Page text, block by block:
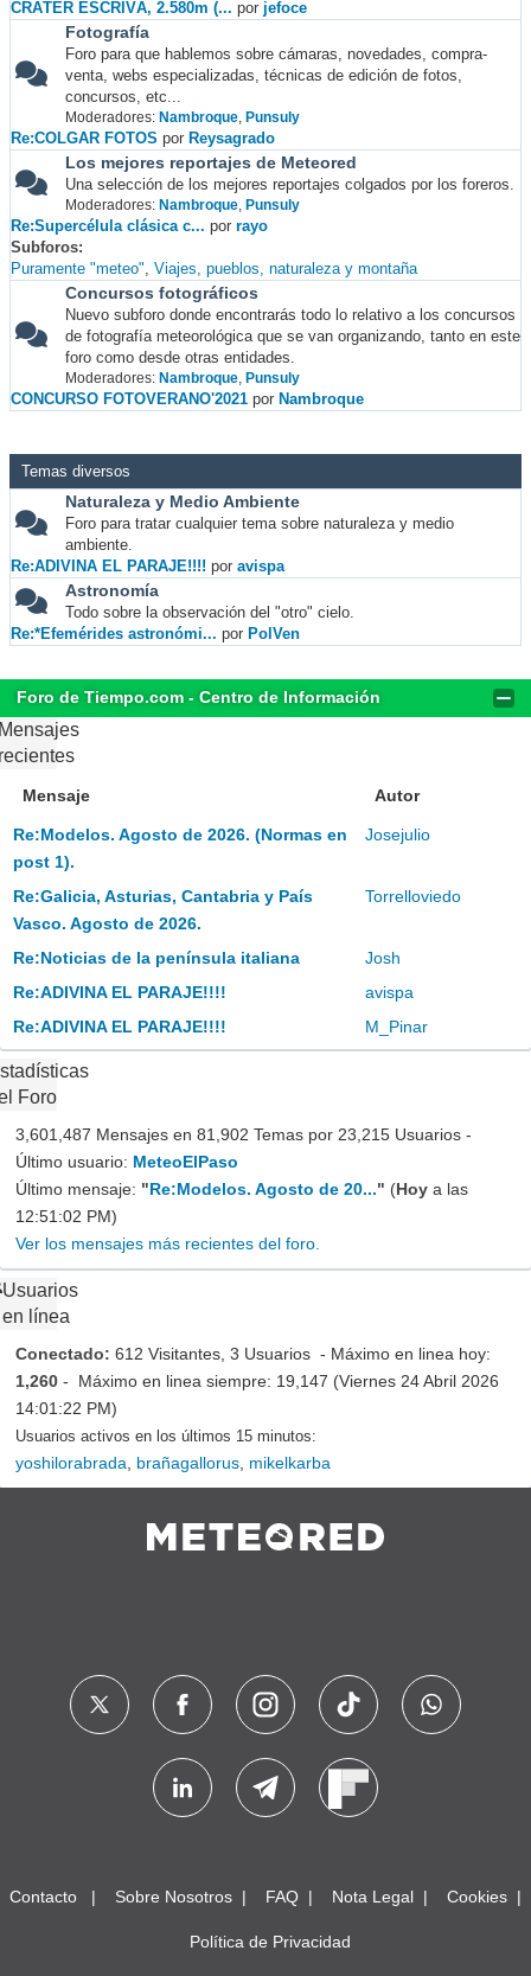
CRÁTER ESCRIVÁ, 2.580m (... por jefoce
Fotografía
Foro para que hablemos sobre cámaras, novedades, compra-
venta, webs especializadas, técnicas de edición de fotos,
concursos, etc...
Moderadores: Nambroque, Punsuly
Re:COLGAR FOTOS por Reysagrado
Los mejores reportajes de Meteored
Una selección de los mejores reportajes colgados por los foreros.
Moderadores: Nambroque, Punsuly
Re:Supercélula clásica c... por rayo
Subforos
Puramente "meteo" Viajes, pueblos, naturaleza y montaña
Concursos fotográficos
Nuevo subforo donde encontrarás todo lo relativo a los concursos
de fotografía meteorológica que se van organizando, tanto en este
foro como desde otras entidades.
Moderadores: Nambroque, Punsuly
CONCURSO FOTOVERANO'2021 por Nambroque
Temas diversos
Naturaleza y Medio Ambiente
Foro para tratar cualquier tema sobre naturaleza y medio
ambiente.
Re:ADIVINA EL PARAJE!!!! por avispa
Astronomía
Todo sobre la observación del "otro" cielo.
Re:*Efemérides astronómi... por PolVen
Foro de Tiempo.com - Centro de Información
Mensaje Autor
Re:Modelos. Agosto de 2026. (Normas en
post 1).
Josejulio
Re:Galicia, Asturias, Cantabria y País
Vasco. Agosto de 2026.
Torrelloviedo
Re:Noticias de la península italiana
Josh
Re:ADIVINA EL PARAJE!!!!
avispa
Re:ADIVINA EL PARAJE!!!!
M_Pinar
Foro
3,601,487 Mensajes en 81,902 Temas por 23,215 Usuarios -
Último usuario: MeteoElPaso
Último mensaje: "Re:Modelos. Agosto de 20..." (Hoy a las
12:51:02 PM)
Ver los mensajes más recientes del foro.
Usuarios
en línea
Conectado: 612 Visitantes, 3 Usuarios - Máximo en linea hoy:
1,260 - Máximo en linea siempre: 19,147 (Viernes 24 Abril 2026
14:01:22 PM)
Usuarios activos en los últimos 15 minutos:
yoshilorabrada brañagallorus mikelkarba
Contacto Sobre Nosotros FAQ Nota Legal Cookies
Política de Privacidad